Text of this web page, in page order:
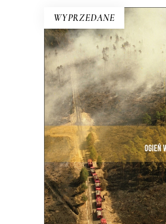
WYPRZEDANE
OGIEŃ WYSZEDŁ
Ta reporterska
minuta po minucie
pożaru lasu w
42.00zł